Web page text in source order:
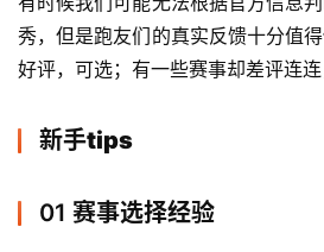
视
用
精
秀，但是跑友们的真实反馈十分值
好评，可选；有一些赛事却差评连连
新手tips
01 赛事选择经验